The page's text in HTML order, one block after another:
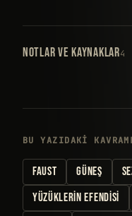
NOTLAR VE KAYNAKLAR4
BU YAZIDAKI
FAUST GÜNEŞ
YÜZÜKLERIN EFENDISI